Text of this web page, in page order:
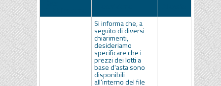
Si informa che, a
seguito di diversi
chiarimenti,
desideriamo
specificare che i
prezzi dei lotti a
base d'asta sono
disponibili
all'interno del file